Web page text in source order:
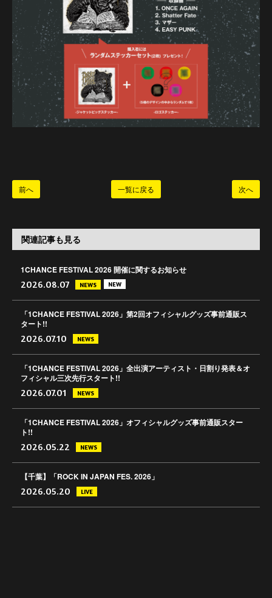
前へ 一覧に戻る 次へ
関連記事も見る
1CHANCE FESTIVAL 2026 開催に関するお知らせ
2026.08.07 NEWS NEW
「1CHANCE FESTIVAL 2026」第2回オフィシャルグッズ事前通販ス
タート!!
2026.07.10 NEWS
「1CHANCE FESTIVAL 2026」全出演アーティスト・日割り発表＆オ
フィシャル三次先行スタート!!
2026.07.01 NEWS
「1CHANCE FESTIVAL 2026」オフィシャルグッズ事前通販スター
ト!!
2026.05.22 NEWS
【千葉】「ROCK IN JAPAN FES. 2026」
2026.05.20 LIVE